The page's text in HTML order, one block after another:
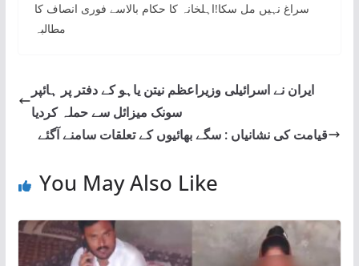
سراغ نہیں مل سکا!اہلخانہ کا حکام بالاسے فوری انصاف کا
مطالبہ
ایران نے اسرائیلی وزیراعظم نیتن یاہو کے دفتر پر ہائپر
سونک میزائل سے حملہ کردیا
قیامت کی نشانیاں : سگے بھائیوں کے تعلقات سامنے آگئے
You May Also Like